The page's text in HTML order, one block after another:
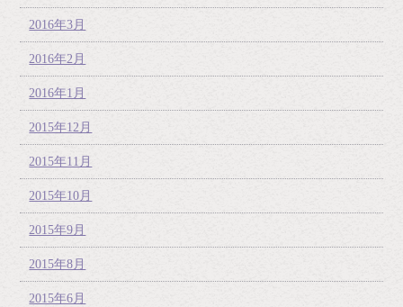
2016年3月
2016年2月
2016年1月
2015年12月
2015年11月
2015年10月
2015年9月
2015年8月
2015年6月